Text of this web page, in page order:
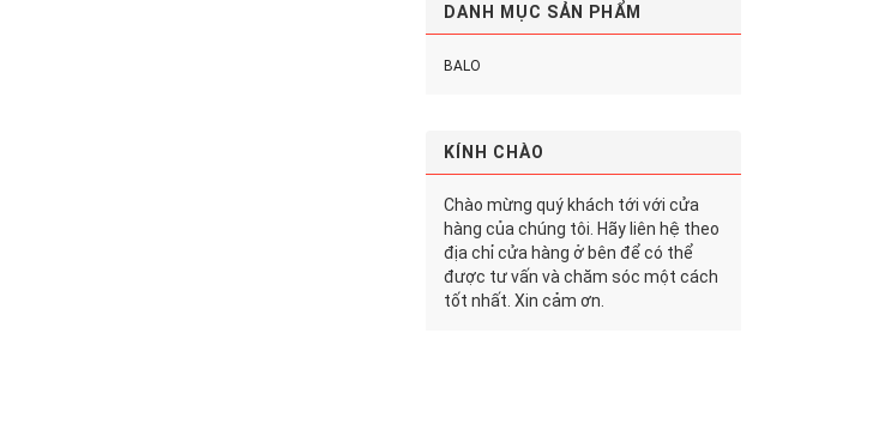
DANH MỤC SẢN PHẨM
BALO
KÍNH CHÀO
Chào mừng quý khách tới với cửa
hàng của chúng tôi. Hãy liên hệ theo
địa chỉ cửa hàng ở bên để có thể
được tư vấn và chăm sóc một cách
tốt nhất. Xin cảm ơn.